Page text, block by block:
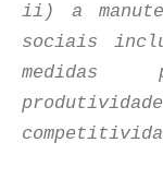
ii) a
sociais
medidas